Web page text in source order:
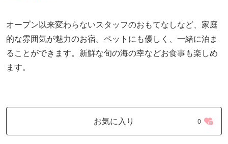
オープン以来変わらないスタッフのおもてなしなど、家庭
的な雰囲気が魅力のお宿。ペットにも優しく、一緒に泊ま
ることができます。新鮮な旬の海の幸などお食事も楽しめ
ます。
お気に入り 0